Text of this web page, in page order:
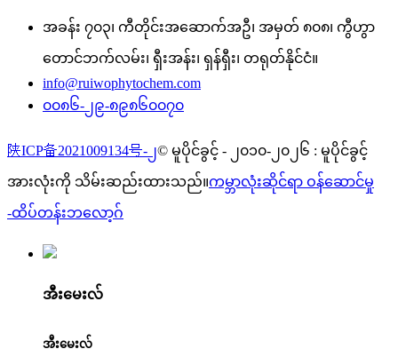
အခန်း ၇၀၃၊ ကီတိုင်းအဆောက်အဦ၊ အမှတ် ၈၀၈၊ ကွီဟွာ
တောင်ဘက်လမ်း၊ ရှီးအန်း၊ ရှန်ရှီး၊ တရုတ်နိုင်ငံ။
info@ruiwophytochem.com
၀၀၈၆-၂၉-၈၉၈၆၀၀၇၀
陕ICP备2021009134号-၂© မူပိုင်ခွင့် - ၂၀၁၀-၂၀၂၆ : မူပိုင်ခွင့်
အားလုံးကို သိမ်းဆည်းထားသည်။ကမ္ဘာလုံးဆိုင်ရာ ဝန်ဆောင်မှု
-ထိပ်တန်းဘလော့ဂ်
အီးမေးလ်
အီးမေးလ်